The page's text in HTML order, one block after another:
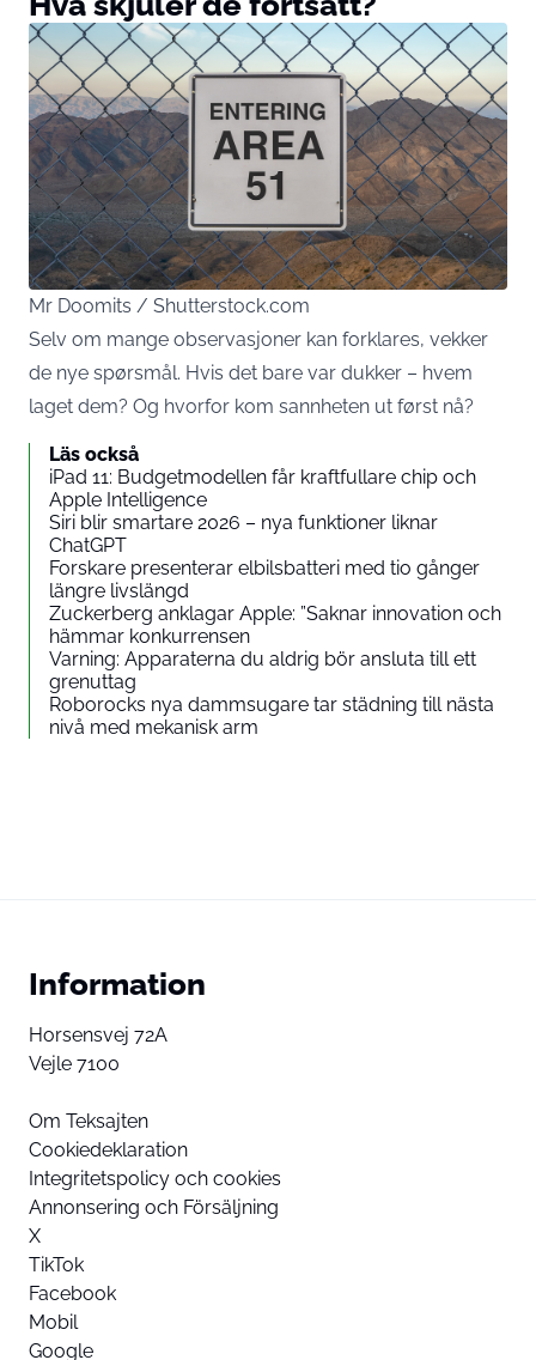
Mr Doomits / Shutterstock.com
Selv om mange observasjoner kan forklares, vekker
de nye spørsmål. Hvis det bare var dukker – hvem
laget dem? Og hvorfor kom sannheten ut først nå?
Läs också
iPad 11: Budgetmodellen får kraftfullare chip och
Apple Intelligence
Siri blir smartare 2026 – nya funktioner liknar
ChatGPT
Forskare presenterar elbilsbatteri med tio gånger
längre livslängd
Zuckerberg anklagar Apple: ”Saknar innovation och
hämmar konkurrensen
Varning: Apparaterna du aldrig bör ansluta till ett
grenuttag
Roborocks nya dammsugare tar städning till nästa
nivå med mekanisk arm
Information
Horsensvej 72A
Vejle 7100
Om Teksajten
Cookiedeklaration
Integritetspolicy och cookies
Annonsering och Försäljning
X
TikTok
Facebook
Mobil
Google